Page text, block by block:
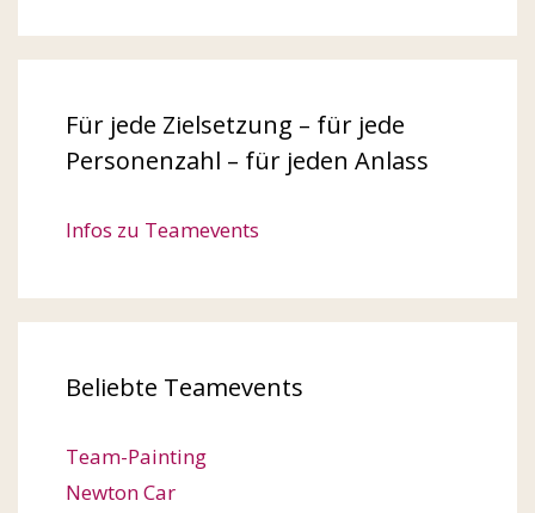
Für jede Zielsetzung – für jede
Personenzahl – für jeden Anlass
Infos zu Teamevents
Beliebte Teamevents
Team-Painting
Newton Car